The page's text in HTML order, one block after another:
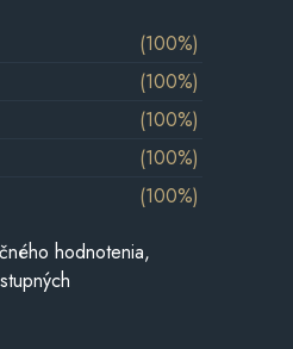
(100%)
(100%)
(100%)
(100%)
(100%)
hodnotenia,